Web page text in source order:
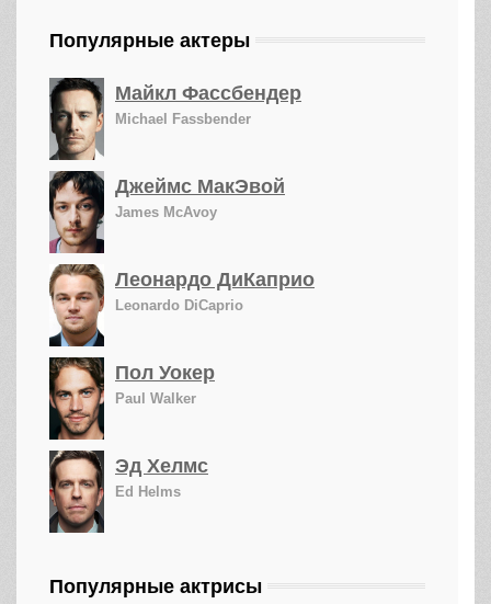
Популярные актеры
Майкл Фассбендер
Michael Fassbender
Джеймс МакЭвой
James McAvoy
Леонардо ДиКаприо
Leonardo DiCaprio
Пол Уокер
Paul Walker
Эд Хелмс
Ed Helms
Популярные актрисы